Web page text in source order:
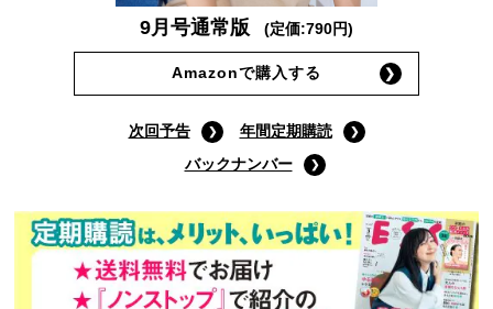
9月号通常版 (定価:790円)
Amazonで購入する
次回予告
年間定期購読
バックナンバー